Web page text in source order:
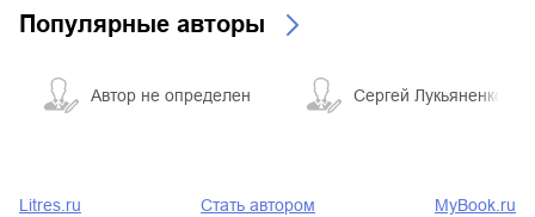
Популярные авторы
Автор не определен Сергей Лукьяненко
Litres.ru Стать автором MyBook.ru